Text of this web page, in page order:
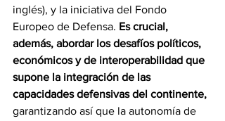
inglés), y la iniciativa del Fondo
Europeo de Defensa. Es crucial,
además, abordar los desafíos políticos,
económicos y de interoperabilidad que
supone la integración de las
capacidades defensivas del continente,
garantizando así que la autonomía de